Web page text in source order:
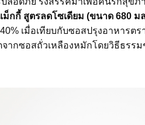
กกี้ สูตรลดโซเดียม (ขนาด 680 ม
เมื่อเทียบกับซอสปรุงอาหาร
ากซอสถั่วเหลืองหมักโดยวิธีธรร